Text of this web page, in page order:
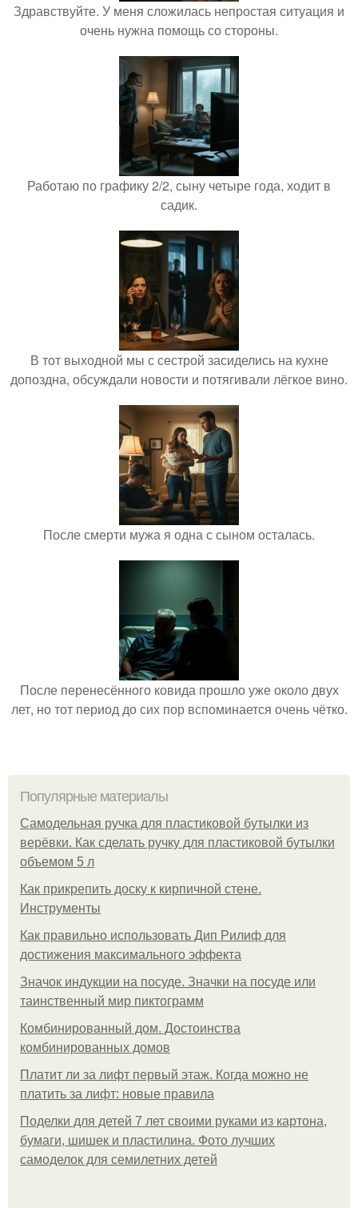
Здравствуйте. У меня сложилась непростая ситуация и
очень нужна помощь со стороны.
Работаю по графику 2/2, сыну четыре года, ходит в
садик.
В тот выходной мы с сестрой засиделись на кухне
допоздна, обсуждали новости и потягивали лёгкое вино.
После смерти мужа я одна с сыном осталась.
После перенесённого ковида прошло уже около двух
лет, но тот период до сих пор вспоминается очень чётко.
Популярные материалы
Самодельная ручка для пластиковой бутылки из
верёвки. Как сделать ручку для пластиковой бутылки
объемом 5 л
Как прикрепить доску к кирпичной стене.
Инструменты
Как правильно использовать Дип Рилиф для
достижения максимального эффекта
Значок индукции на посуде. Значки на посуде или
таинственный мир пиктограмм
Комбинированный дом. Достоинства
комбинированных домов
Платит ли за лифт первый этаж. Когда можно не
платить за лифт: новые правила
Поделки для детей 7 лет своими руками из картона,
бумаги, шишек и пластилина. Фото лучших
самоделок для семилетних детей